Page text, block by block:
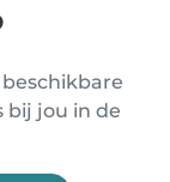
bij jou in de